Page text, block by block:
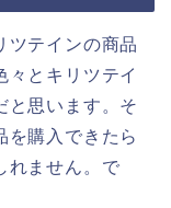
ツテインの商品
々とキリツテイ
と思います。そ
を購入できたら
れません。で